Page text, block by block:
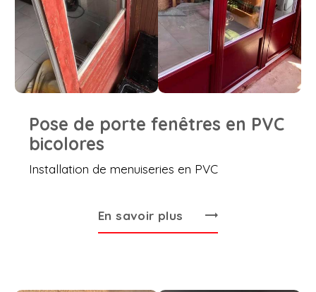
Pose de porte fenêtres en PVC
bicolores
Installation de menuiseries en PVC
En savoir plus